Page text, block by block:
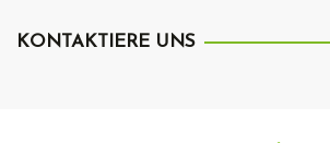
KONTAKTIERE UNS